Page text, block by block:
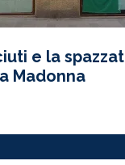
e la
Madonna